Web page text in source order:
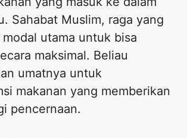
Sahabat Muslim, raga yang
utama untuk bisa
maksimal. Beliau
umatnya untuk
makanan yang memberikan
pencernaan.